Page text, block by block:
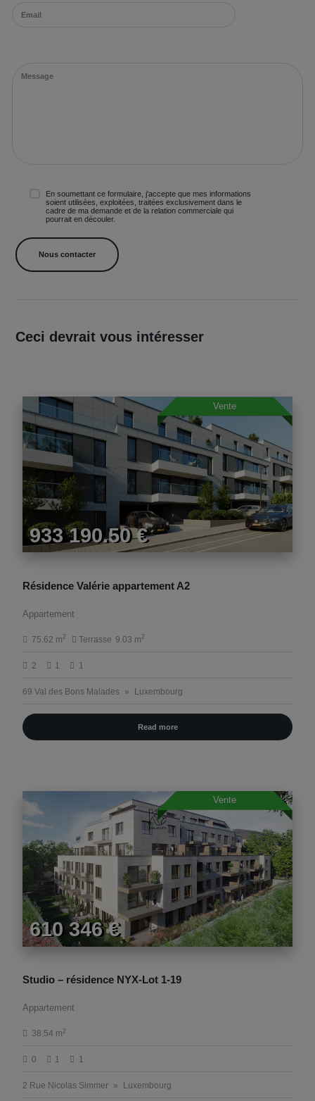
En soumettant ce formulaire, j'accepte que mes informations
soient utilisées, exploitées, traitées exclusivement dans le
cadre de ma demande et de la relation commerciale qui
pourrait en découler.
Ceci devrait vous intéresser
Vente
933 190.50 €
Résidence Valérie appartement A2
Appartement
75.62 m2 Terrasse 9.03 m2
2 1 1
69 Val des Bons Malades Luxembourg
Read more
Vente
610 346 €
Studio – résidence NYX-Lot 1-19
Appartement
38,54 m 2
0 1 1
2 Rue Nicolas Simmer Luxembourg